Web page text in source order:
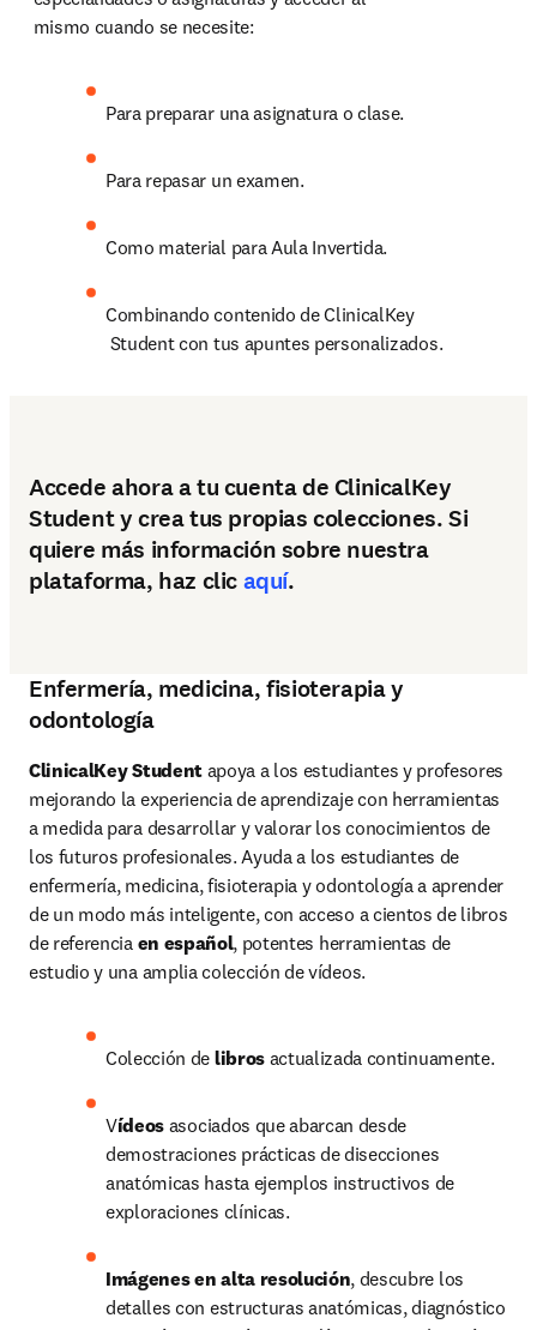
mismo cuando se necesite:
Para preparar una asignatura o clase.
Para repasar un examen.
Como material para Aula Invertida.
Combinando contenido de ClinicalKey
Student con tus apuntes personalizados.
Accede ahora a tu cuenta de ClinicalKey
Student y crea tus propias colecciones. Si
quiere más información sobre nuestra
plataforma, haz clicaquí.
Enfermería, medicina, fisioterapia y
odontología
ClinicalKey Student apoya a los estudiantes y profesores
mejorando la experiencia de aprendizaje con herramientas
a medida para desarrollar y valorar los conocimientos de
los futuros profesionales. Ayuda a los estudiantes de
enfermería, medicina, fisioterapia y odontología a aprender
de un modo más inteligente, con acceso a cientos de libros
de referencia en español, potentes herramientas de
estudio y una amplia colección de vídeos.
Colección de libros actualizada continuamente.
Vídeos asociados que abarcan desde
demostraciones prácticas de disecciones
anatómicas hasta ejemplos instructivos de
exploraciones clínicas.
Imágenes en alta resolución, descubre los
detalles con estructuras anatómicas, diagnóstico